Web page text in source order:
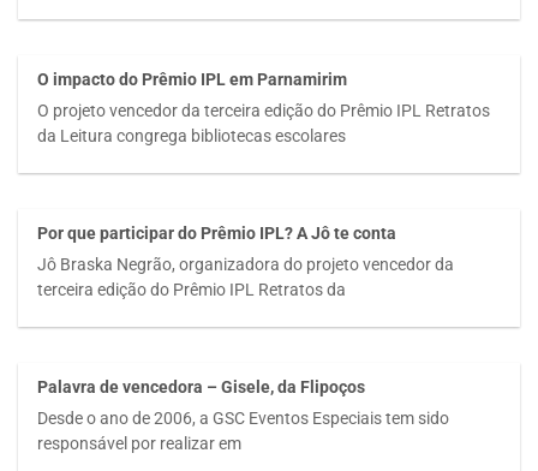
O impacto do Prêmio IPL em Parnamirim
O projeto vencedor da terceira edição do Prêmio IPL Retratos
da Leitura congrega bibliotecas escolares
Por que participar do Prêmio IPL? A Jô te conta
Jô Braska Negrão, organizadora do projeto vencedor da
terceira edição do Prêmio IPL Retratos da
Palavra de vencedora – Gisele, da Flipoços
Desde o ano de 2006, a GSC Eventos Especiais tem sido
responsável por realizar em